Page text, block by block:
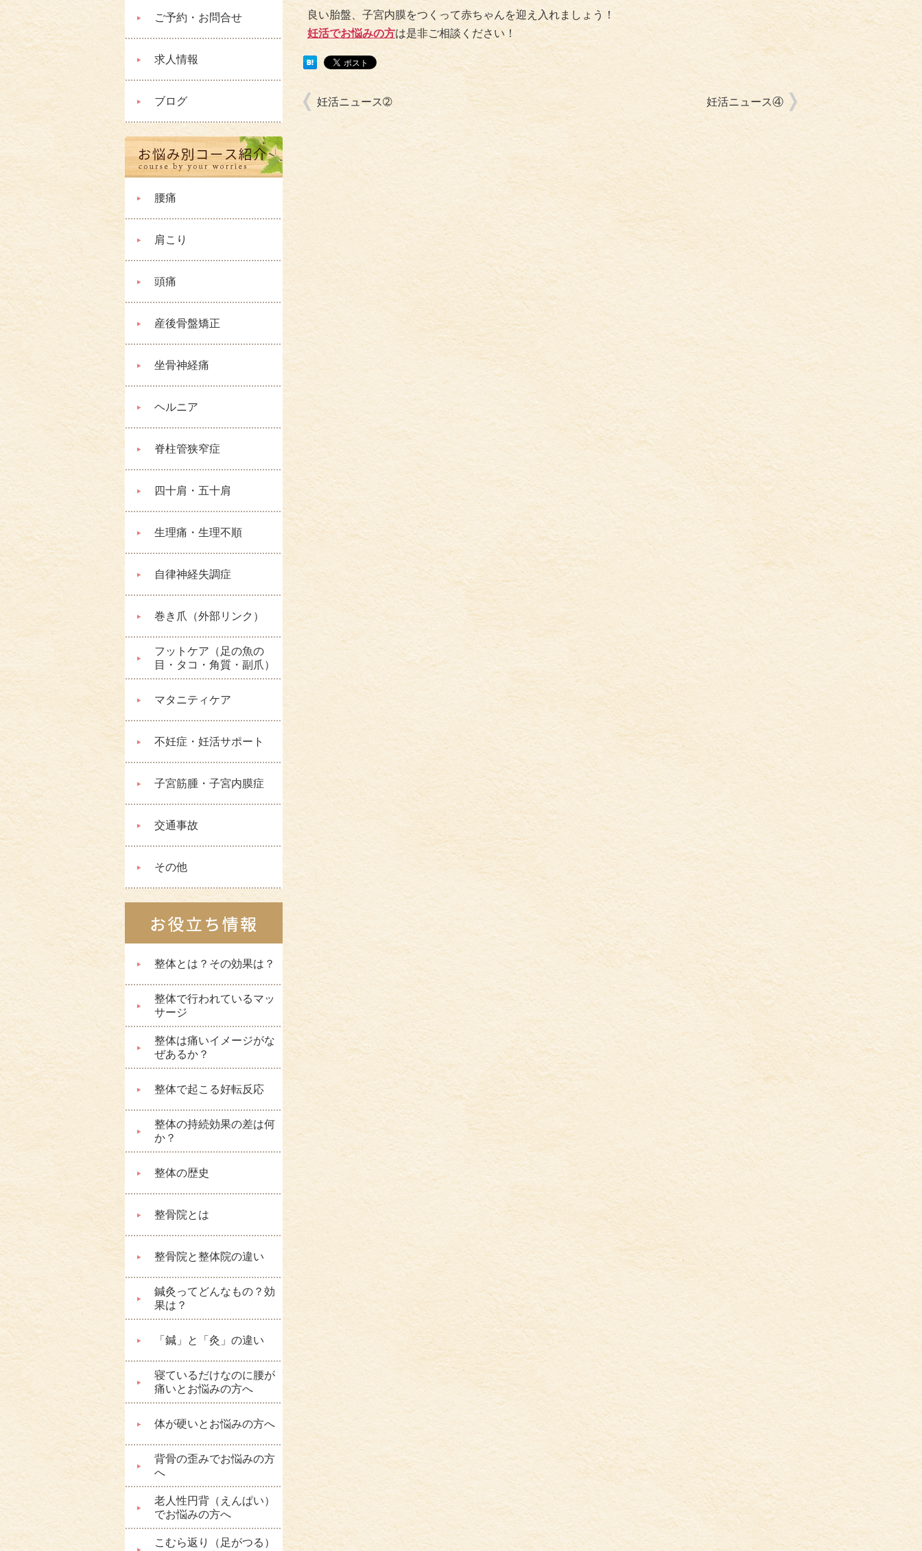
ご予約・お問合せ
求人情報
ブログ
腰痛
肩こり
頭痛
産後骨盤矯正
坐骨神経痛
ヘルニア
脊柱管狭窄症
四十肩・五十肩
生理痛・生理不順
自律神経失調症
巻き爪（外部リンク）
フットケア（足の魚の
目・タコ・角質・副爪）
マタニティケア
不妊症・妊活サポート
子宮筋腫・子宮内膜症
交通事故
その他
整体とは？その効果は？
整体で行われているマッ
サージ
整体は痛いイメージがな
ぜあるか？
整体で起こる好転反応
整体の持続効果の差は何
か？
整体の歴史
整骨院とは
整骨院と整体院の違い
鍼灸ってどんなもの？効
果は？
「鍼」と「灸」の違い
寝ているだけなのに腰が
痛いとお悩みの方へ
体が硬いとお悩みの方へ
背骨の歪みでお悩みの方
へ
老人性円背（えんぱい）
でお悩みの方へ
こむら返り（足がつる）
良い胎盤、子宮内膜をつくって赤ちゃんを迎え入れましょう！
妊活でお悩みの方は是非ご相談ください！
妊活ニュース➁ 妊活ニュース④